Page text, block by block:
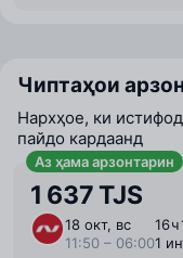
Чиптаҳои
Нархҳое, ки
пайдо кардаанд
Аз ҳама арзонтарин
1 637 TJS
18 окт, вс
11:50 – 06:00
16
1